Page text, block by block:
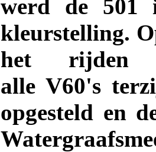
werd de 501
kleurstelling.
het rijden
alleV60's
opgesteld en